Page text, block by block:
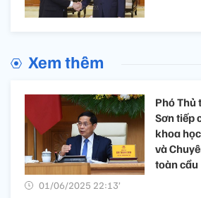
Xem thêm
Phó Thủ
Sơn tiếp
khoa
và
toàn cầu
01/06/2025 22:13’